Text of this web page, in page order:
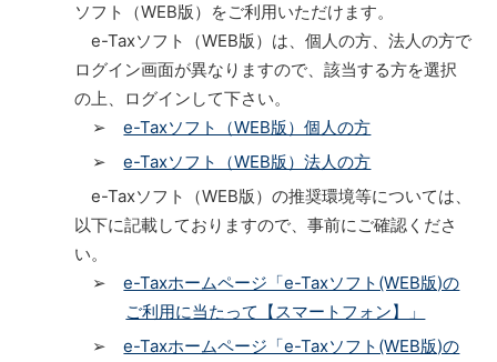
ソフト（WEB版）をご利用いただけます。
e-Taxソフト（WEB版）は、個人の方、法人の方で
ログイン画面が異なりますので、該当する方を選択
の上、ログインして下さい。
➢e-Taxソフト（WEB版）個人の方
➢e-Taxソフト（WEB版）法人の方
e-Taxソフト（WEB版）の推奨環境等については、
以下に記載しておりますので、事前にご確認くださ
い。
➢e-Taxホームページ「e-Taxソフト(WEB版)の
ご利用に当たって【スマートフォン】」
➢e-Taxホームページ「e-Taxソフト(WEB版)の